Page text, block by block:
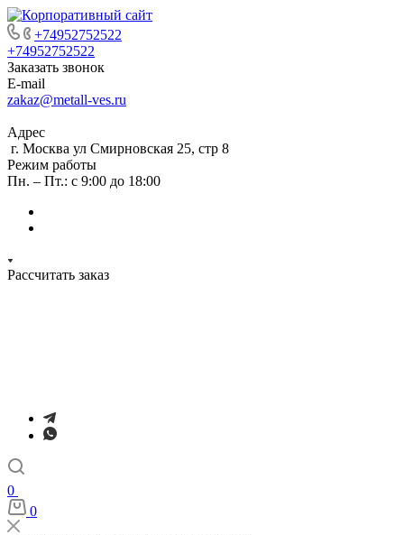
+74952752522
+74952752522
Заказать звонок
E-mail
zakaz@metall-ves.ru
Адрес
г. Москва ул Смирновская 25, стр 8
Режим работы
Пн. – Пт.: с 9:00 до 18:00
Рассчитать заказ
0
0